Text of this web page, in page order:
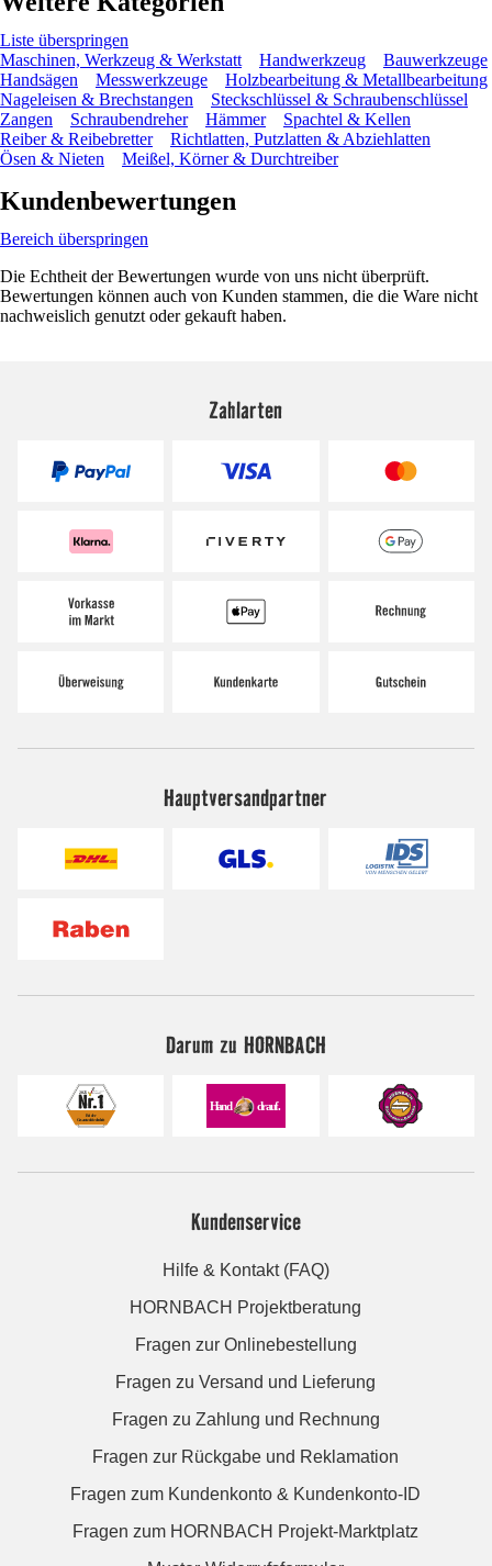
Liste überspringen
Maschinen, Werkzeug & Werkstatt
Handwerkzeug
Bauwerkzeuge
Handsägen
Messwerkzeuge
Holzbearbeitung & Metallbearbeitung
Nageleisen & Brechstangen
Steckschlüssel & Schraubenschlüssel
Zangen
Schraubendreher Hämmer
Spachtel & Kellen
Reiber & Reibebretter
Richtlatten, Putzlatten & Abziehlatten
Ösen & Nieten
Meißel, Körner & Durchtreiber
Kundenbewertungen
Bereich überspringen
Die Echtheit der Bewertungen wurde von uns nicht überprüft.
Bewertungen können auch von Kunden stammen, die die Ware nicht
nachweislich genutzt oder gekauft haben.
Zahlarten
Hauptversandpartner
Darum zu HORNBACH
Kundenservice
Hilfe & Kontakt (FAQ)
HORNBACH Projektberatung
Fragen zur Onlinebestellung
Fragen zu Versand und Lieferung
Fragen zu Zahlung und Rechnung
Fragen zur Rückgabe und Reklamation
Fragen zum Kundenkonto & Kundenkonto-ID
Fragen zum HORNBACH Projekt-Marktplatz